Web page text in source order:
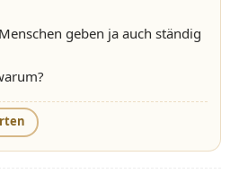
geben ja auch ständig